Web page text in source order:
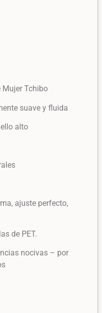
Tchibo
suave y fluida
alto
ajuste perfecto,
de PET.
nocivas – por